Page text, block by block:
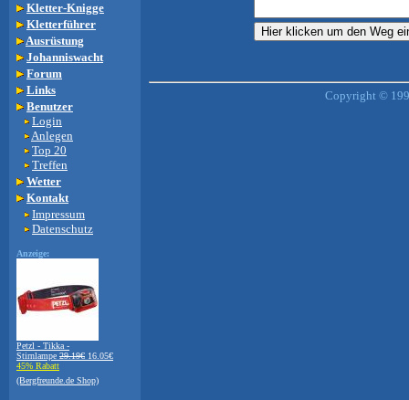
Kletter-Knigge
Kletterführer
Ausrüstung
Johanniswacht
Forum
Links
Benutzer
Login
Anlegen
Top 20
Treffen
Wetter
Kontakt
Impressum
Datenschutz
Anzeige:
Petzl - Tikka -
Stirnlampe 29.19€ 16.05€
45% Rabatt
(Bergfreunde.de Shop)
Copyright ©